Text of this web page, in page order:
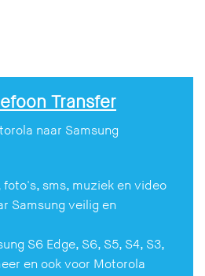
Transfer
naar Samsung
sms, muziek en video
Samsung veilig en
S6 Edge, S6, S5, S4, S3,
en ook voor Motorola